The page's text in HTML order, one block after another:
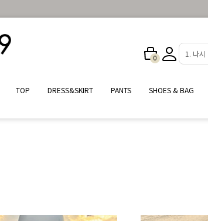
0 2. 원피스
TOP DRESS&SKIRT PANTS SHOES & BAG